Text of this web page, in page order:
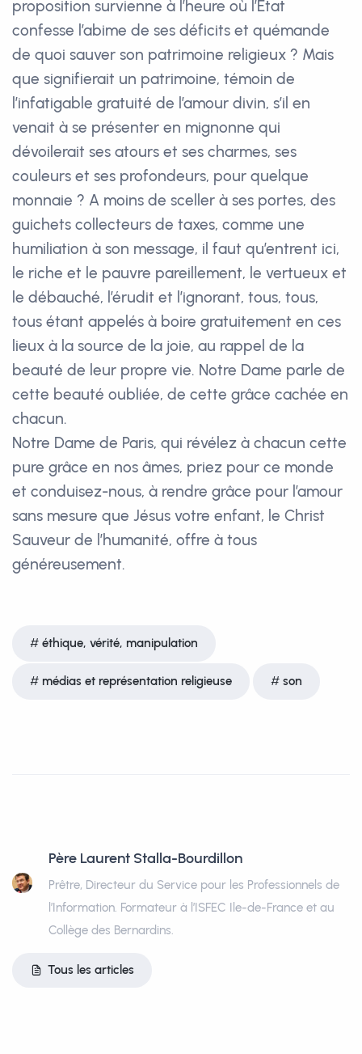
proposition survienne à l’heure où l’Etat
confesse l’abime de ses déficits et quémande
de quoi sauver son patrimoine religieux ? Mais
que signifierait un patrimoine, témoin de
l’infatigable gratuité de l’amour divin, s’il en
venait à se présenter en mignonne qui
dévoilerait ses atours et ses charmes, ses
couleurs et ses profondeurs, pour quelque
monnaie ? A moins de sceller à ses portes, des
guichets collecteurs de taxes, comme une
humiliation à son message, il faut qu’entrent ici,
le riche et le pauvre pareillement, le vertueux et
le débauché, l’érudit et l’ignorant, tous, tous,
tous étant appelés à boire gratuitement en ces
lieux à la source de la joie, au rappel de la
beauté de leur propre vie. Notre Dame parle de
cette beauté oubliée, de cette grâce cachée en
chacun.
Notre Dame de Paris, qui révélez à chacun cette
pure grâce en nos âmes, priez pour ce monde
et conduisez-nous, à rendre grâce pour l’amour
sans mesure que Jésus votre enfant, le Christ
Sauveur de l’humanité, offre à tous
généreusement.
éthique, vérité, manipulation
médias et représentation religieuse son
Père Laurent Stalla-Bourdillon
Prêtre, Directeur du Service pour les Professionnels de
l’Information. Formateur à l’ISFEC Ile-de-France et au
Collège des Bernardins.
Tous les articles